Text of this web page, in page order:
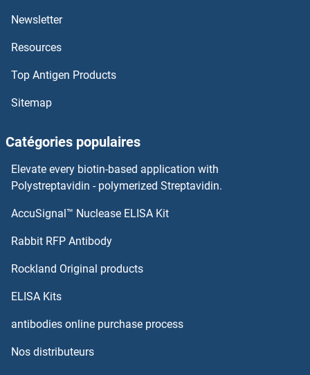
Inositol Polyphosphate Phosphatase-Like 1 Anticorps
Inosine 5'-Phosphate Dehydrogenase 1 Anticorps
INO80C Anticorps
INO80 Anticorps
INMT Anticorps
INSL5 Anticorps
INSL6 Anticorps
Newsletter
Resources
Top Antigen Products
Sitemap
Catégories populaires
Elevate every biotin-based application with
Polystreptavidin - polymerized Streptavidin.
AccuSignal™ Nuclease ELISA Kit
Rabbit RFP Antibody
Rockland Original products
ELISA Kits
antibodies online purchase process
Nos distributeurs